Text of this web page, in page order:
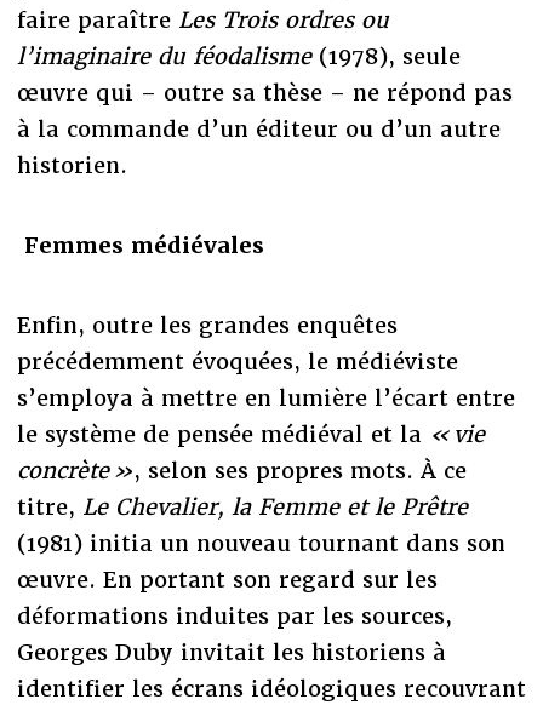
faire paraître Les Trois ordres ou
l’imaginaire du féodalisme (1978), seule
œuvre qui – outre sa thèse – ne répond pas
à la commande d’un éditeur ou d’un autre
historien.
Femmes médiévales
Enfin, outre les grandes enquêtes
précédemment évoquées, le médiéviste
s’employa à mettre en lumière l’écart entre
le système de pensée médiéval et la « vie
concrète », selon ses propres mots. À ce
titre, Le Chevalier, la Femme et le Prêtre
(1981) initia un nouveau tournant dans son
œuvre. En portant son regard sur les
déformations induites par les sources,
Georges Duby invitait les historiens à
identifier les écrans idéologiques recouvrant